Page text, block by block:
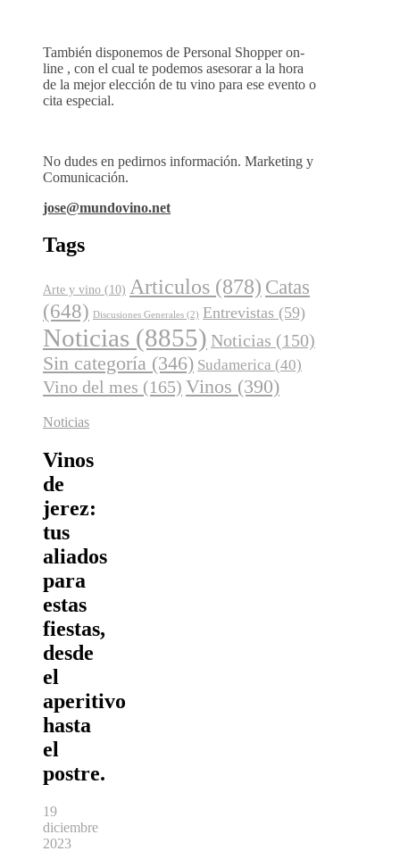
También disponemos de Personal Shopper on-
line , con el cual te podemos asesorar a la hora
de la mejor elección de tu vino para ese evento o
cita especial.
No dudes en pedirnos información. Marketing y
Comunicación.
jose@mundovino.net
Tags
Arte y vino (10) Articulos (878) Catas
(648) Discusiones Generales (2) Entrevistas (59)
Noticias (8855) Noticias (150)
Sin categoría (346) Sudamerica (40)
Vino del mes (165) Vinos (390)
Noticias
Vinos
de
jerez:
tus
aliados
para
estas
fiestas,
desde
el
aperitivo
hasta
el
postre.
19
diciembre
2023